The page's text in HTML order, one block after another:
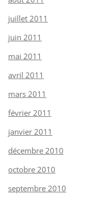
juillet 2011
juin 2011
mai 2011
avril 2011
mars 2011
février 2011
janvier 2011
décembre 2010
octobre 2010
septembre 2010